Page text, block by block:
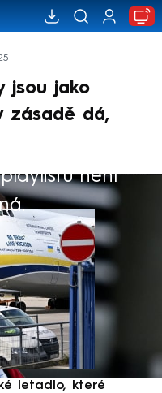
jsou jako
zásadě dá,
není
letadlo, které